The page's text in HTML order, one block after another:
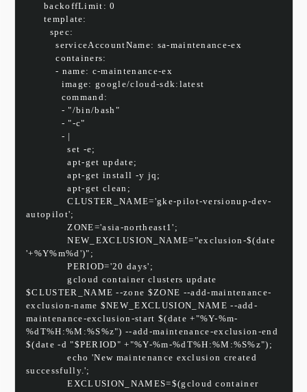
backoffLimit: 0
template:
spec:
serviceAccountName: sa-maintenance-ex
containers:
- name: c-maintenance-ex
image: google/cloud-sdk:latest
command:
- "/bin/bash"
- "-c"
- |
set -e;
apt-get update;
apt-get install -y jq;
apt-get clean;
CLUSTER_NAME='gke-pilot-versionup-dev-
autopilot';
ZONE='asia-northeast1';
NEW_EXCLUSION_NAME="exclusion-$(date
'+%Y%m%d')";
PERIOD='20 days';
gcloud container clusters update
$CLUSTER_NAME --zone $ZONE --add-maintenance-
exclusion-name $NEW_EXCLUSION_NAME --add-
maintenance-exclusion-start $(date +"%Y-%m-
%dT%H:%M:%S%z") --add-maintenance-exclusion-end
$(date -d "$PERIOD" +"%Y-%m-%dT%H:%M:%S%z");
echo 'New maintenance exclusion created
successfully.';
EXCLUSION_NAMES=$(gcloud container